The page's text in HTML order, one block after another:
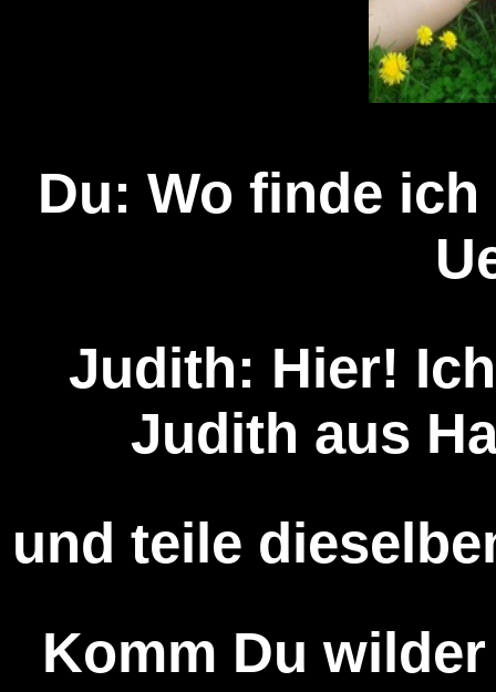
Du: Wo finde
Judith: Hier!
Judith aus
und teile
Komm Du